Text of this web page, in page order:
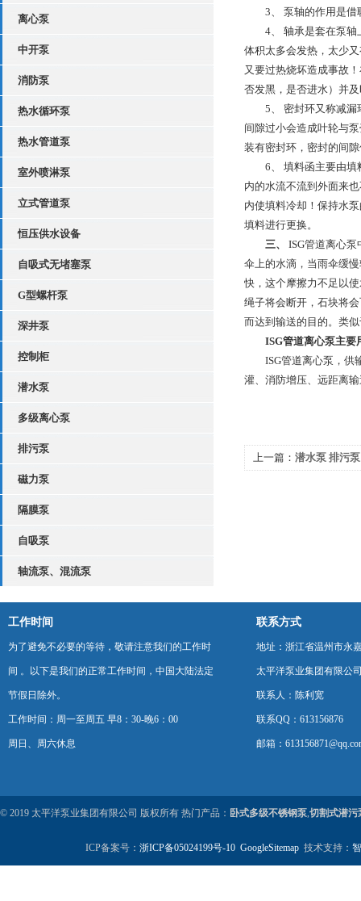
离心泵
中开泵
消防泵
热水循环泵
热水管道泵
室外喷淋泵
立式管道泵
恒压供水设备
自吸式无堵塞泵
G型螺杆泵
深井泵
控制柜
潜水泵
多级离心泵
排污泵
磁力泵
隔膜泵
自吸泵
轴流泵、混流泵
3、 泵轴的作用是借联
4、 轴承是套在泵轴上
体积太多会发热，太少
又要过热烧坏造成事故
否发黑，是否进水）并
5、 密封环又称减漏环
间隙过小会造成叶轮与
装有密封环，密封的间
6、 填料函主要由填料
内的水流不流到外面来
内使填料冷却！保持水
填料进行更换。
三、
ISG管道离心
伞上的水滴，当雨伞缓
快，这个摩擦力不足以
绳子将会断开，石块将
而达到输送的目的。类
ISG管道离心泵主要
ISG管道离心泵，供输
灌、消防增压、远距离
上一篇： 潜水泵 排污
工作时间
为了避免不必要的等待，敬请注意我们的工作时
间 。以下是我们的正常工作时间，中国大陆法定
节假日除外。
工作时间：周一至周五 早8：30-晚6：00
周日、周六休息
联系方式
地址：浙江省温州市永
太平洋泵业集团有限公
联系人：陈利宽
联系QQ：613156876
邮箱：
© 2019 太平洋泵业集团有限公司 版权所有 热门产品： 卧式多级不锈钢泵,切割式潜污
ICP备案号： 浙ICP备05024199号-10 GoogleSitemap 技术支持：